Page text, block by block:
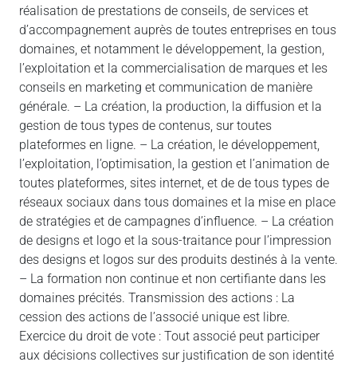
réalisation de prestations de conseils, de services et
d’accompagnement auprès de toutes entreprises en tous
domaines, et notamment le développement, la gestion,
l’exploitation et la commercialisation de marques et les
conseils en marketing et communication de manière
générale. – La création, la production, la diffusion et la
gestion de tous types de contenus, sur toutes
plateformes en ligne. – La création, le développement,
l’exploitation, l’optimisation, la gestion et l’animation de
toutes plateformes, sites internet, et de de tous types de
réseaux sociaux dans tous domaines et la mise en place
de stratégies et de campagnes d’influence. – La création
de designs et logo et la sous-traitance pour l’impression
des designs et logos sur des produits destinés à la vente.
– La formation non continue et non certifiante dans les
domaines précités. Transmission des actions : La
cession des actions de l’associé unique est libre.
Exercice du droit de vote : Tout associé peut participer
aux décisions collectives sur justification de son identité